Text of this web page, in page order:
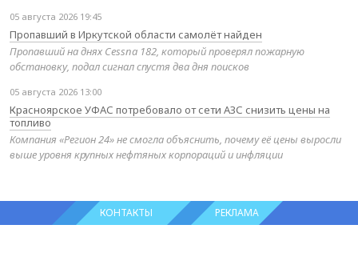
05 августа 2026 19:45
Пропавший в Иркутской области самолёт найден
Пропавший на днях Cessna 182, который проверял пожарную
обстановку, подал сигнал спустя два дня поисков
05 августа 2026 13:00
Красноярское УФАС потребовало от сети АЗС снизить цены на
топливо
Компания «Регион 24» не смогла объяснить, почему её цены выросли
выше уровня крупных нефтяных корпораций и инфляции
КОНТАКТЫ РЕКЛАМА